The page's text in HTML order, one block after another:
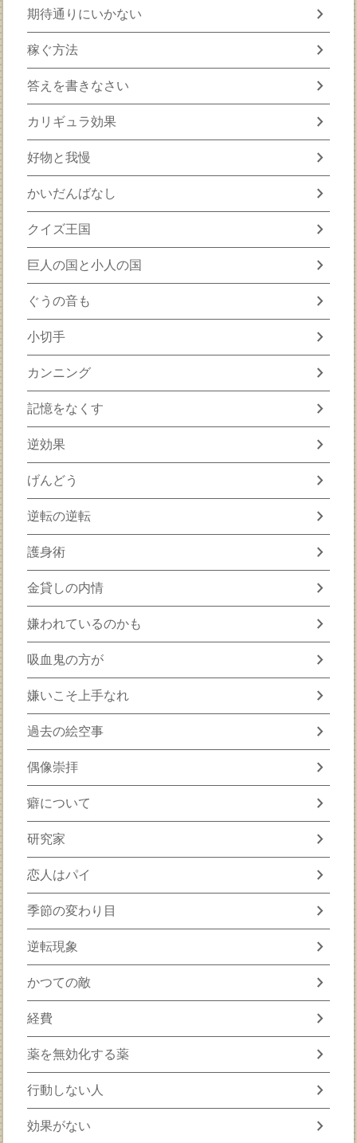
期待通りにいかない chevron_right
稼ぐ方法 chevron_right
答えを書きなさい chevron_right
カリギュラ効果 chevron_right
好物と我慢 chevron_right
かいだんばなし chevron_right
クイズ王国 chevron_right
巨人の国と小人の国 chevron_right
ぐうの音も chevron_right
小切手 chevron_right
カンニング chevron_right
記憶をなくす chevron_right
逆効果 chevron_right
げんどう chevron_right
逆転の逆転 chevron_right
護身術 chevron_right
金貸しの内情 chevron_right
嫌われているのかも chevron_right
吸血鬼の方が chevron_right
嫌いこそ上手なれ chevron_right
過去の絵空事 chevron_right
偶像崇拝 chevron_right
癖について chevron_right
研究家 chevron_right
恋人はパイ chevron_right
季節の変わり目 chevron_right
逆転現象 chevron_right
かつての敵 chevron_right
経費 chevron_right
薬を無効化する薬 chevron_right
行動しない人 chevron_right
効果がない chevron_right